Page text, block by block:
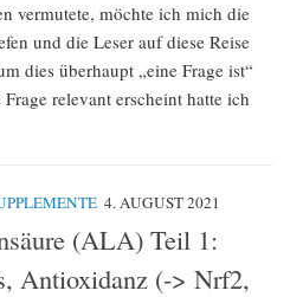
vermutete, möchte ich mich die
und die Leser auf diese Reise
dies überhaupt „eine Frage ist“
relevant erscheint hatte ich
4. AUGUST 2021
(ALA) Teil 1:
Antioxidanz (-> Nrf2,